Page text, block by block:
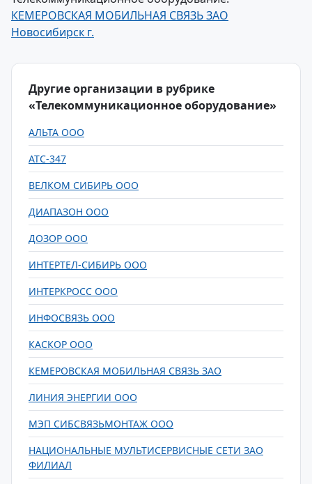
КЕМЕРОВСКАЯ МОБИЛЬНАЯ СВЯЗЬ ЗАО
Новосибирск г.
Другие организации в рубрике
«Телекоммуникационное оборудование»
АЛЬТА ООО
АТС-347
ВЕЛКОМ СИБИРЬ ООО
ДИАПАЗОН ООО
ДОЗОР ООО
ИНТЕРТЕЛ-СИБИРЬ ООО
ИНТЕРКРОСС ООО
ИНФОСВЯЗЬ ООО
КАСКОР ООО
КЕМЕРОВСКАЯ МОБИЛЬНАЯ СВЯЗЬ ЗАО
ЛИНИЯ ЭНЕРГИИ ООО
МЭП СИБСВЯЗЬМОНТАЖ ООО
НАЦИОНАЛЬНЫЕ МУЛЬТИСЕРВИСНЫЕ СЕТИ ЗАО
ФИЛИАЛ